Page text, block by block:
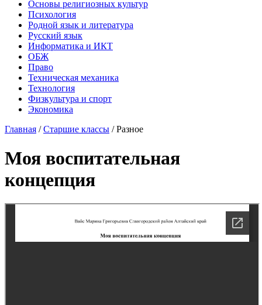
Основы религиозных культур
Психология
Родной язык и литература
Русский язык
Информатика и ИКТ
ОБЖ
Право
Техническая механика
Технология
Физкультура и спорт
Экономика
Главная /Старшие классы /Разное
Моя воспитательная
концепция